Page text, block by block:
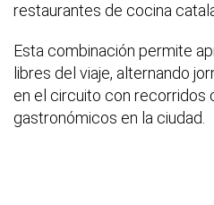
restaurantes de cocina
Esta combinación permite
libres del viaje, alternando
en el circuito con recorridos
gastronómicos en la ciudad.